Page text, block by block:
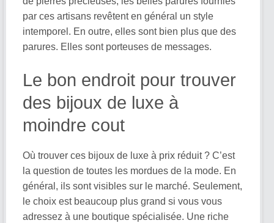
par ces artisans revêtent en général un style
intemporel. En outre, elles sont bien plus que des
parures. Elles sont porteuses de messages.
Le bon endroit pour trouver
des bijoux de luxe à
moindre cout
Où trouver ces bijoux de luxe à prix réduit ? C’est
la question de toutes les mordues de la mode. En
général, ils sont visibles sur le marché. Seulement,
le choix est beaucoup plus grand si vous vous
adressez à une boutique spécialisée. Une riche